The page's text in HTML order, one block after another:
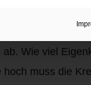
Wie viel
muss die